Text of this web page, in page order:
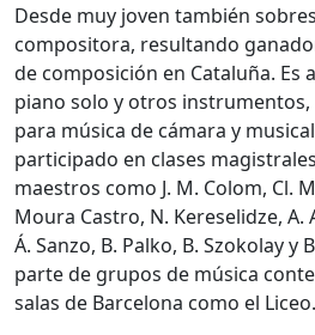
Desde muy joven también
compositora, resultando
de composición en Cataluña. Es
piano solo y otros instrumentos,
para música de cámara y
participado en clases
maestros como J. M. Colom, Cl.
Moura Castro, N. Kereselidze, A.
Á. Sanzo, B. Palko, B. Szokolay y
parte de grupos de música
salas de Barcelona como el Liceo.